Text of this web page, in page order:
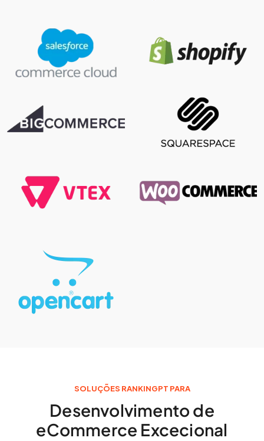
SOLUÇÕES RANKINGPT PARA
Desenvolvimento de
eCommerce Excecional